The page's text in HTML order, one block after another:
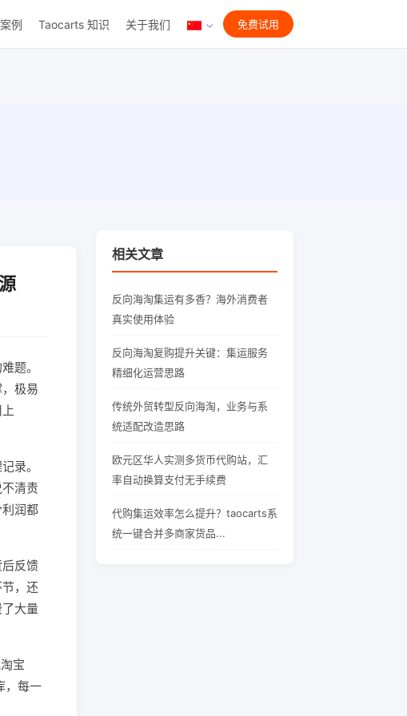
例 Taocarts 知识 关于我们 免费试用
题。
极易
录。
清责
润都
反馈
，还
大量
宝
，每一
相关文章
反向海淘集运有多香？海外消费者
真实使用体验
反向海淘复购提升关键：集运服务
精细化运营思路
传统外贸转型反向海淘，业务与系
统适配改造思路
欧元区华人实测多货币代购站，汇
率自动换算支付无手续费
代购集运效率怎么提升？taocarts系
统一键合并多商家货品...